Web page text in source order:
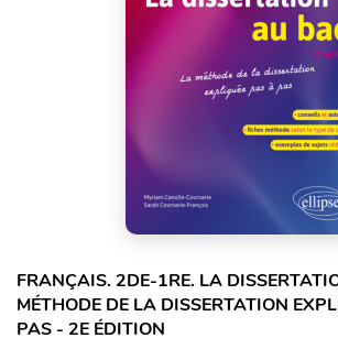
FRANÇAIS. 2DE-1RE. LA
MÉTHODE DE LA DISSERTATION
PAS - 2E ÉDITION